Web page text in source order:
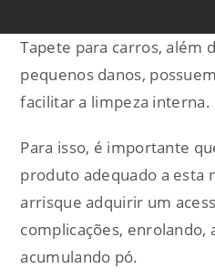
Tapete para carros, além
pequenos danos,
facilitar a limpeza interna.
Para isso, é importante
produto adequado a esta
arrisque adquirir um
complicações, enrolando,
acumulando pó.